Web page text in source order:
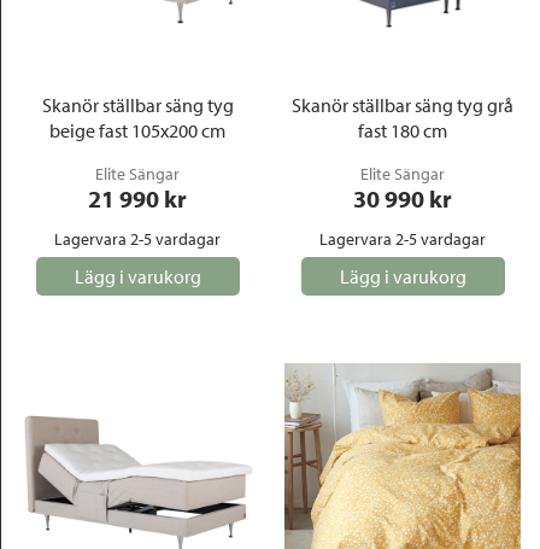
Skanör ställbar säng tyg
beige fast 105x200 cm
Elite Sängar
21 990 kr
Lagervara 2-5 vardagar
Lägg i varukorg
Skanör ställbar säng tyg grå
fast 180 cm
Elite Sängar
30 990 kr
Lagervara 2-5 vardagar
Lägg i varukorg